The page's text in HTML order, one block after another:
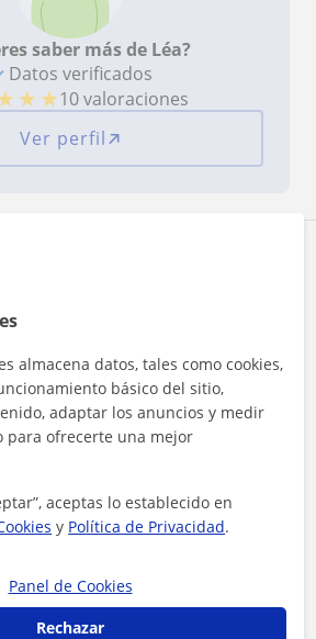
saber más de Léa?
Datos verificados
★ ★10 valoraciones
Ver perfil
se desplaza para dar clase
Leaflet| ©OpenStreetMapcontributors
almacena datos, tales como cookies,
básico del sitio,
adaptar los anuncios y medir
para ofrecerte una mejor
aceptas lo establecido en
y Política de Privacidad.
Panel de Cookies
Rechazar